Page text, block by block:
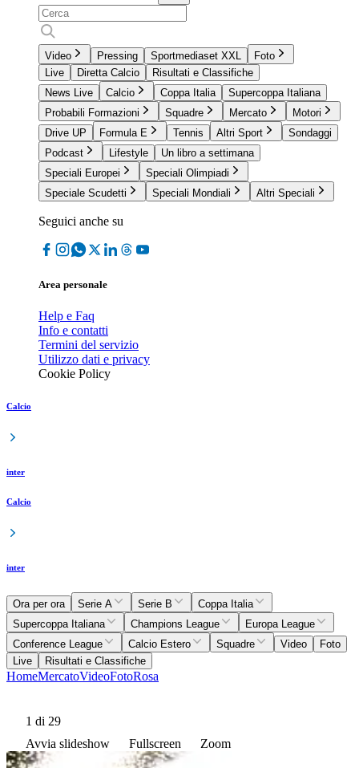
Video Pressing Sportmediaset XXL
Foto
Live
Diretta Calcio
Risultati e Classifiche
News Live
Calcio Coppa Italia
Supercoppa Italiana
Probabili Formazioni
Squadre Mercato
Motori
Drive UP
Formula E Tennis Altri Sport
Sondaggi
Podcast
Lifestyle
Un libro a settimana
Speciali Europei
Speciali Olimpiadi
Speciale Scudetti
Speciali Mondiali Altri Speciali
Seguici anche su
Area personale
Help e Faq
Info e contatti
Termini del servizio
Utilizzo dati e privacy
Cookie Policy
Calcio
inter
Calcio
inter
Ora per ora Serie A Serie B
Coppa Italia
Supercoppa Italiana
Champions League
Europa League
Conference League
Calcio Estero Squadre Video
Foto
Live
Risultati e Classifiche
HomeMercatoVideoFotoRosa
1 di 29
Avvia slideshow
Fullscreen Zoom